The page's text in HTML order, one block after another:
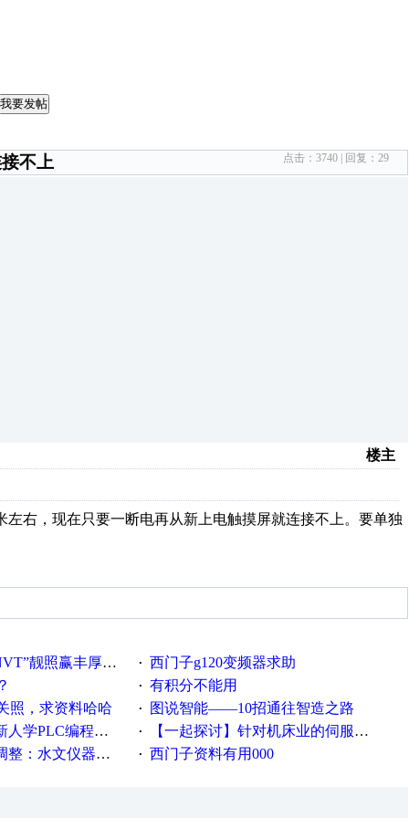
我要发帖
不上 点击： 3740 | 回复： 29
楼主
左右，现在只要一断电再从新上电触摸屏就连接不上。要单独
靓照赢丰厚礼品 · 西门子g120变频器求助
· 有积分不能用
照，求资料哈哈
·
图说智能——10招通往智造之路
编程的心得体会
·
【一起探讨】针对机床业的伺服系统发展，您的期望是什么？
19类产品取消事前生产许可
· 西门子资料有用000